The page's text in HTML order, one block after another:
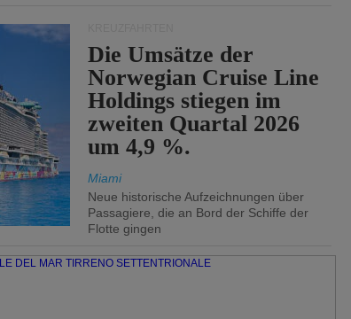
Die Umsätze der
Norwegian Cruise Line
Holdings stiegen im
zweiten Quartal 2026
um 4,9 %.
Miami
Neue historische Aufzeichnungen über
Passagiere, die an Bord der Schiffe der
Flotte gingen